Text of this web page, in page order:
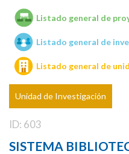
Unidades de
Listado general de
Listado general de
Listado general de
Unidad de Investigación
ID: 603
SISTEMA